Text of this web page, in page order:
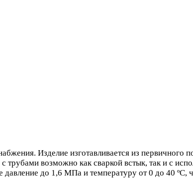
Изделие изготавливается из первичного
возможно как сваркой встык, так и с
до 1,6 МПа и температуру от 0 до 40 ºС,